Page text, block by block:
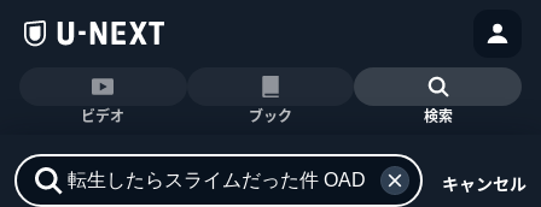
ビデオ ブック 検索
キャンセル